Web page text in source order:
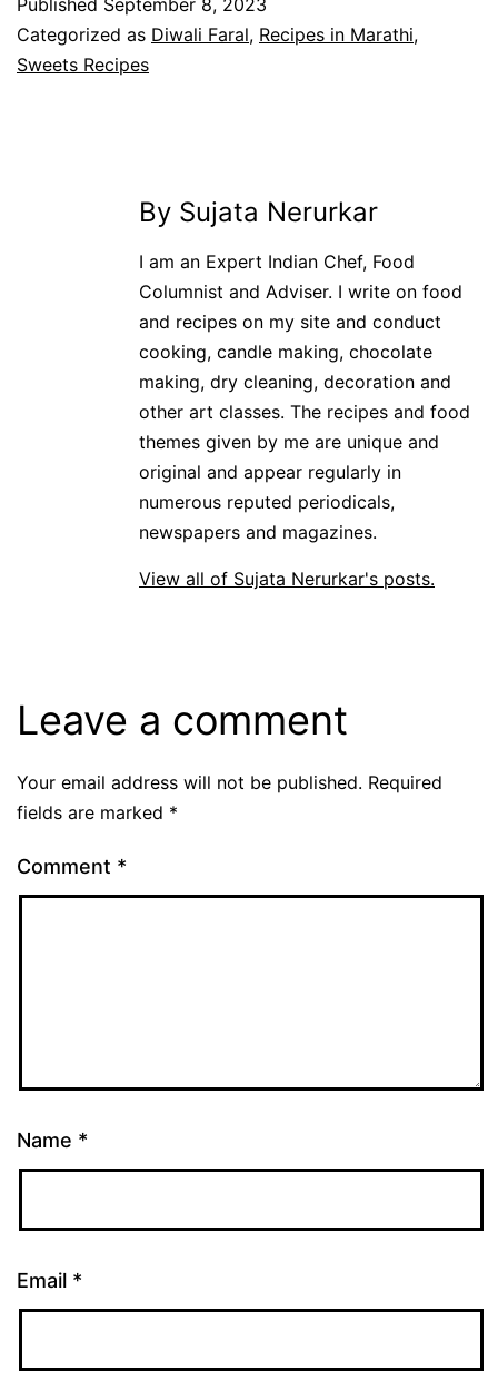
Categorized as Diwali Faral, Recipes in Marathi,
Sweets Recipes
By Sujata Nerurkar
I am an Expert Indian Chef, Food
Columnist and Adviser. I write on food
and recipes on my site and conduct
cooking, candle making, chocolate
making, dry cleaning, decoration and
other art classes. The recipes and food
themes given by me are unique and
original and appear regularly in
numerous reputed periodicals,
newspapers and magazines.
View all of Sujata Nerurkar's posts.
Leave a comment
Your email address will not be published. Required
fields are marked *
Comment *
Name *
Email *